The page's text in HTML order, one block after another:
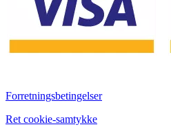
Forretningsbetingelser
Ret cookie-samtykke